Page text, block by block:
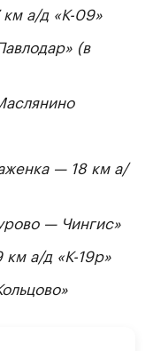
а/д «К-09»
(в
— 18 км а/
— Чингис»
а/д «К-19р»